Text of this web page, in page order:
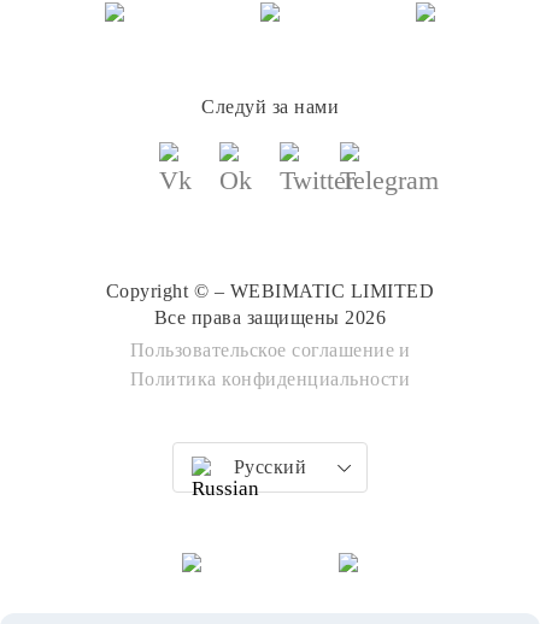
Следуй за нами
Copyright © – WEBIMATIC LIMITED
Все права защищены 2026
Пользовательское соглашение и
Политика конфиденциальности
Русский